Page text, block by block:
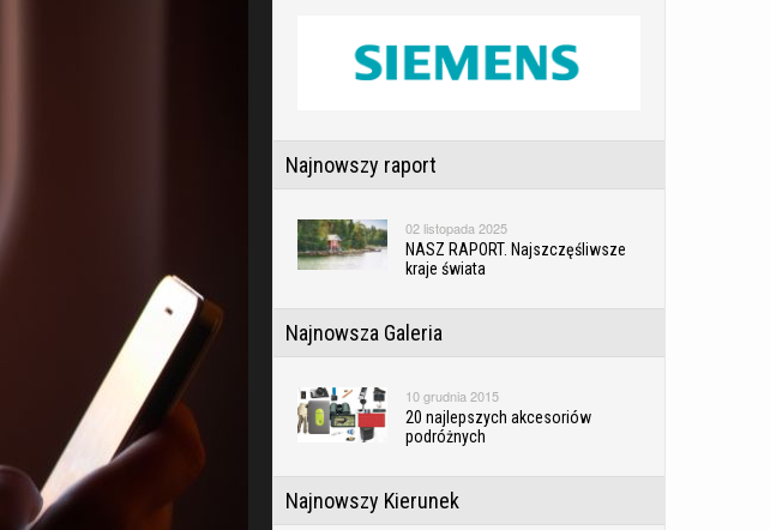
Najnowszy raport
02 listopada 2025
NASZ RAPORT. Najszczęśliwsze
kraje świata
Najnowsza Galeria
10 grudnia 2015
20 najlepszych akcesoriów
podróżnych
Najnowszy Kierunek